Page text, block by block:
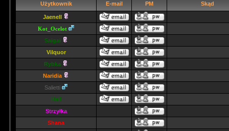
Użytkownik E-mail PM Skąd
Jaenell
Kot_Ocelot
Saigai
Vilquor
Rybka
Naridia
Salietti
Hell
Strzyłka
Shana